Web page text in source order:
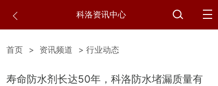
科洛资讯中心
首页 > 资讯频道 > 行业动态
寿命防水剂长达50年，科洛防水堵漏质量有